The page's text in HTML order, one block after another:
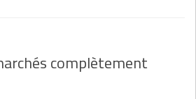
complètement